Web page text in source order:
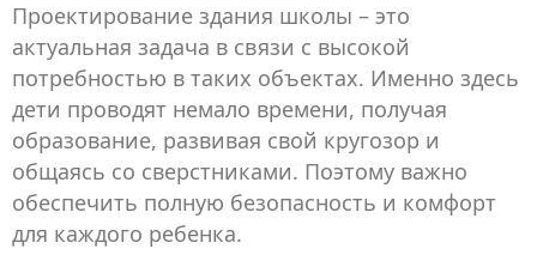
Проектирование здания школы – это
актуальная задача в связи с высокой
потребностью в таких объектах. Именно здесь
дети проводят немало времени, получая
образование, развивая свой кругозор и
общаясь со сверстниками. Поэтому важно
обеспечить полную безопасность и комфорт
для каждого ребенка.